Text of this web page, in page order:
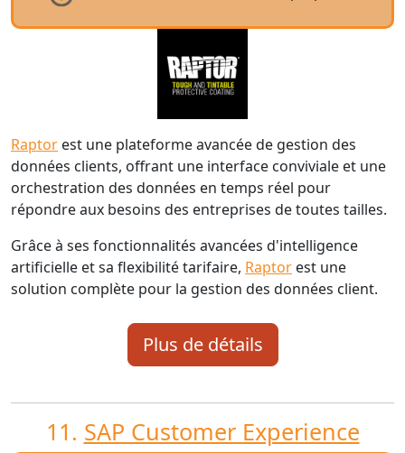
Raptor est une plateforme avancée de gestion des
données clients, offrant une interface conviviale et une
orchestration des données en temps réel pour
répondre aux besoins des entreprises de toutes tailles.
Grâce à ses fonctionnalités avancées d'intelligence
artificielle et sa flexibilité tarifaire, Raptor est une
solution complète pour la gestion des données client.
Plus de détails
11. SAP Customer Experience